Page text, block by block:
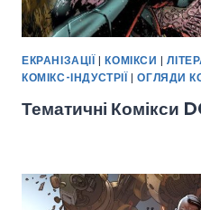
ЕКРАНІЗАЦІЇ |КОМІКСИ |
КОМІКС-ІНДУСТРІЇ |ОГЛЯДИ
Тематичні Комікси